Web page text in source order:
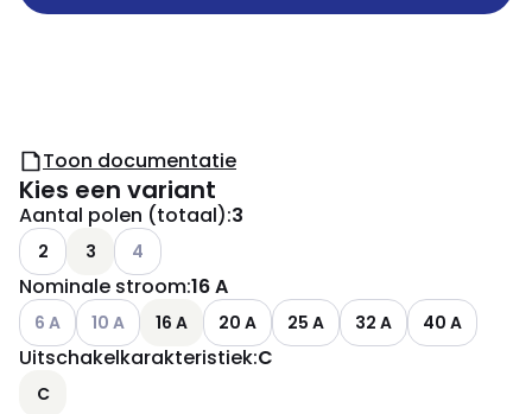
Toon documentatie
Kies een variant
Aantal polen (totaal):3
2 3 Andere varianten (Huidige combinatie niet
4
Nominale stroom:16 A
Andere varianten (Huidige combinatie niet mogelijk)
6 A Andere varianten (Huidige combinatie niet mogelijk)
10 A 16 A 20 A 25 A 32 A 40 A
Uitschakelkarakteristiek:C
C